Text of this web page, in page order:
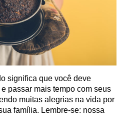
significa que você deve
passar mais tempo com seus
muitas alegrias na vida por
família. Lembre-se: nossa